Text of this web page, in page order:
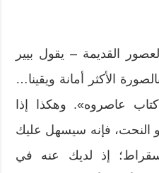
القديمة – يقول بيير
الأكثر أمانة ويقينا…
عاصروه». وهكذا إذا
فإنه سيسهل عليك
إذ لديك عنه في